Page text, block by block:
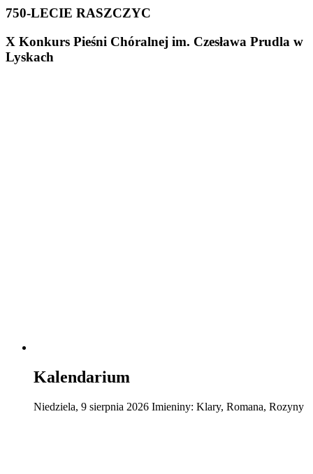
750-LECIE RASZCZYC
X Konkurs Pieśni Chóralnej im. Czesława Prudla w
Lyskach
Kalendarium
Niedziela, 9 sierpnia 2026 Imieniny: Klary, Romana, Rozyny